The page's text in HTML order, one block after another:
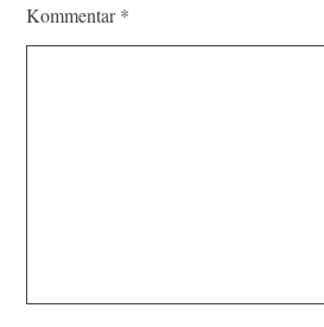
Kommentar*